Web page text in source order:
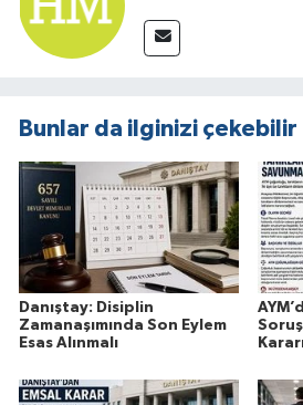
Bunlar da ilginizi çekebilir
Danıştay: Disiplin
Zamanaşımında Son Eylem
Esas Alınmalı